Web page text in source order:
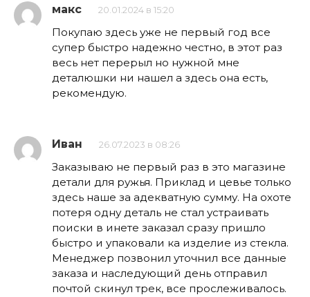
макс 20.01.2024 в 15:20
Покупаю здесь уже не первый год все
супер быстро надежно честно, в этот раз
весь нет перерыл но нужной мне
деталюшки ни нашел а здесь она есть,
рекомендую.
Иван 26.07.2023 в 08:26
Заказываю не первый раз в это магазине
детали для ружья. Приклад и цевье только
здесь наше за адекватную сумму. На охоте
потеря одну деталь не стал устраивать
поиски в инете заказал сразу пришло
быстро и упаковали ка изделие из стекла.
Менеджер позвонил уточнил все данные
заказа и наследующий день отправил
почтой скинул трек, все прослеживалось.